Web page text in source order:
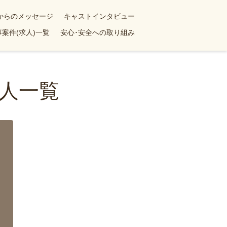
らのメッセージ
キャストインタビュー
案件(求人)一覧 安心･安全への取り組み
一覧